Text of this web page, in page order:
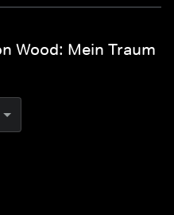
Wood: Mein Traum